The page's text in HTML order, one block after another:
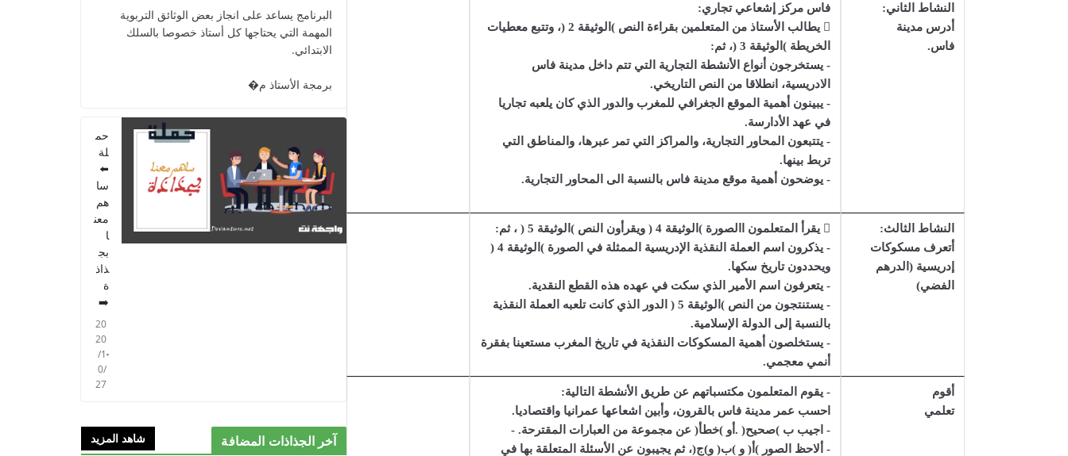
النشاط الثاني:
أدرس مدينة
فاس.
فاس مركز إشعاعي تجاري:
 يطالب الأستاذ من المتعلمين بقراءة النص )الوثيقة 2 (، وتتبع معطيات
الخريطة )الوثيقة 3 (، ثم:
- يستخرجون أنواع الأنشطة التجارية التي تتم داخل مدينة فاس
الادريسية، انطلاقا من النص التاريخي.
- يبينون أهمية الموقع الجغرافي للمغرب والدور الذي كان يلعبه تجاريا
في عهد الأدارسة.
- يتتبعون المحاور التجارية، والمراكز التي تمر عبرها، والمناطق التي
تربط بينها.
- يوضحون أهمية موقع مدينة فاس بالنسبة الى المحاور التجارية.
النشاط الثالث:
أتعرف مسكوكات
إدريسية (الدرهم
الفضي)
 يقرأ المتعلمون االصورة )الوثيقة 4 ( ويقرأون النص )الوثيقة 5 ( ، ثم:
- يذكرون اسم العملة النقذية الإدريسية الممثلة في الصورة )الوثيقة 4 (
ويحددون تاريخ سكها.
- يتعرفون اسم الأمير الذي سكت في عهده هذه القطع النقدية.
- يستنتجون من النص )الوثيقة 5 ( الدور الذي كانت تلعبه العملة النقذية
بالنسبة إلى الدولة الإسلامية.
- يستخلصون أهمية المسكوكات النقذية في تاريخ المغرب مستعينا بفقرة
أنمي معجمي.
أقوم
تعلمي
- يقوم المتعلمون مكتسباتهم عن طريق الأنشطة التالية:
احسب عمر مدينة فاس بالقرون، وأبين اشعاعها عمرانيا واقتصاديا.
- اجيب ب )صحيح( .أو )خطأ( عن مجموعة من العبارات المقترحة. -
- ألاحظ الصور )أ( و )ب( و)ج(، ثم يجيبون عن الأسئلة المتعلقة بها في
ANNEE 2021
البرنامج يساعد على انجاز بعض الوثائق التربوية
المهمة التي يحتاجها كل أستاذ خصوصا بالسلك
الابتدائي.
برمجة الأستاذ م�
حم
لة
⬅️
سا
هم
معن
ا
بج
ذاذ
ة
➡️
20
20
/1
0/
27
آخر الجذاذات المضافة شاهد المزيد